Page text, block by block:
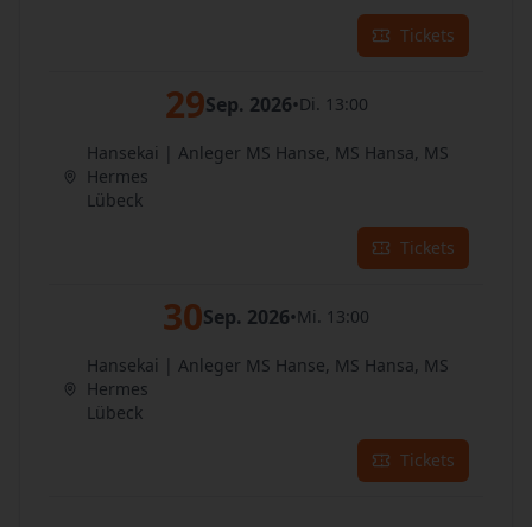
Tickets
29Sep. 2026•Di. 13:00
Hansekai | Anleger MS Hanse, MS Hansa, MS
Hermes
Lübeck
Tickets
30Sep. 2026•Mi. 13:00
Hansekai | Anleger MS Hanse, MS Hansa, MS
Hermes
Lübeck
Tickets